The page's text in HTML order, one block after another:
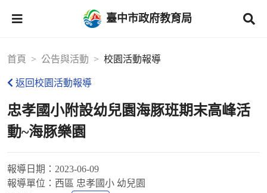
臺中市政府教育局
首頁 公告與活動 校園活動報導
返回校園活動報導
忠孝國小附設幼兒園海豚班期末高峰活
動~海豚樂園
報導日期： 2023-06-09
報導單位： 西區 忠孝國小 幼兒園